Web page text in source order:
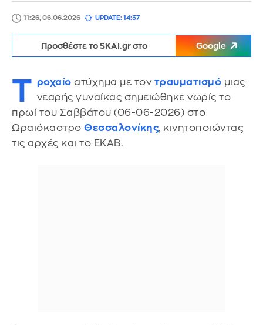
11:26, 06.06.2026 UPDATE: 14:37
Προσθέστε το SKAI.gr στο Google
Τ ροχαίο ατύχημα με τον τραυματισμό μιας
νεαρής γυναίκας σημειώθηκε νωρίς το
πρωί του Σαββάτου (06-06-2026) στο
Ωραιόκαστρο Θεσσαλονίκης, κινητοποιώντας
τις αρχές και το ΕΚΑΒ.